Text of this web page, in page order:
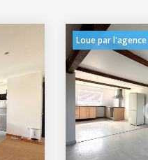
Loue par l'agence